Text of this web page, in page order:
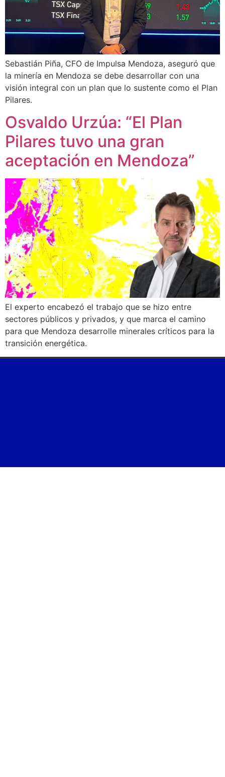
Sebastián Piña, CFO de Impulsa Mendoza, aseguró que
la minería en Mendoza se debe desarrollar con una
visión integral con un plan que lo sustente como el Plan
Pilares.
Osvaldo Urzúa: “El Plan
Pilares tuvo una gran
aceptación en Mendoza”
El experto encabezó el trabajo que se hizo entre
sectores públicos y privados, y que marca el camino
para que Mendoza desarrolle minerales críticos para la
transición energética.